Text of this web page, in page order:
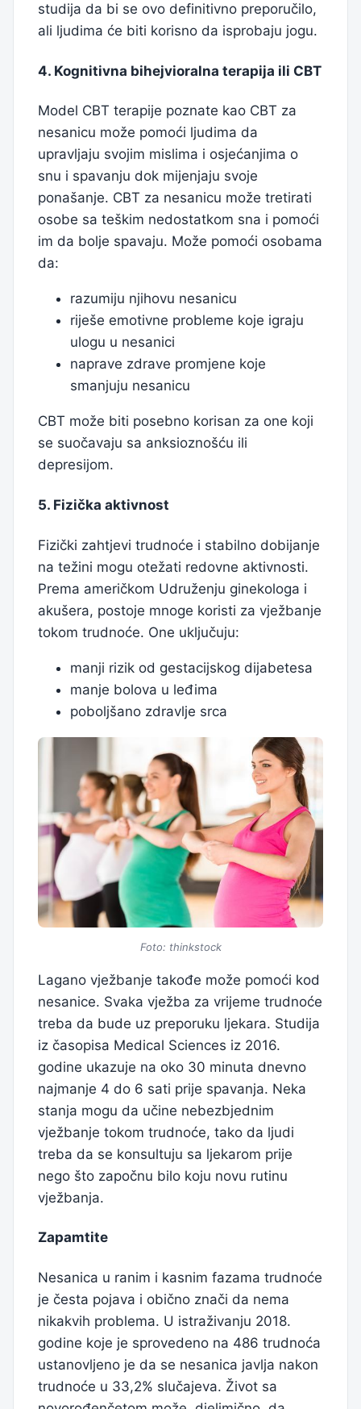
studija da bi se ovo definitivno preporučilo,
ali ljudima će biti korisno da isprobaju jogu.
4. Kognitivna bihejvioralna terapija ili CBT
Model CBT terapije poznate kao CBT za
nesanicu može pomoći ljudima da
upravljaju svojim mislima i osjećanjima o
snu i spavanju dok mijenjaju svoje
ponašanje. CBT za nesanicu može tretirati
osobe sa teškim nedostatkom sna i pomoći
im da bolje spavaju. Može pomoći osobama
da:
razumiju njihovu nesanicu
riješe emotivne probleme koje igraju
ulogu u nesanici
naprave zdrave promjene koje
smanjuju nesanicu
CBT može biti posebno korisan za one koji
se suočavaju sa anksioznošću ili
depresijom.
5. Fizička aktivnost
Fizički zahtjevi trudnoće i stabilno dobijanje
na težini mogu otežati redovne aktivnosti.
Prema američkom Udruženju ginekologa i
akušera, postoje mnoge koristi za vježbanje
tokom trudnoće. One uključuju:
manji rizik od gestacijskog dijabetesa
manje bolova u leđima
poboljšano zdravlje srca
Foto: thinkstock
Lagano vježbanje takođe može pomoći kod
nesanice. Svaka vježba za vrijeme trudnoće
treba da bude uz preporuku ljekara. Studija
iz časopisa Medical Sciences iz 2016.
godine ukazuje na oko 30 minuta dnevno
najmanje 4 do 6 sati prije spavanja. Neka
stanja mogu da učine nebezbjednim
vježbanje tokom trudnoće, tako da ljudi
treba da se konsultuju sa ljekarom prije
nego što započnu bilo koju novu rutinu
vježbanja.
Zapamtite
Nesanica u ranim i kasnim fazama trudnoće
je česta pojava i obično znači da nema
nikakvih problema. U istraživanju 2018.
godine koje je sprovedeno na 486 trudnoća
ustanovljeno je da se nesanica javlja nakon
trudnoće u 33,2% slučajeva. Život sa